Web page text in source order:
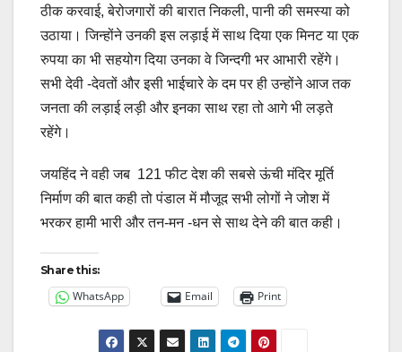
ठीक करवाई, बेरोजगारों की बारात निकली, पानी की समस्या को
उठाया। जिन्होंने उनकी इस लड़ाई में साथ दिया एक मिनट या एक
रुपया का भी सहयोग दिया उनका वे जिन्दगी भर आभारी रहेंगे।
सभी देवी -देवतों और इसी भाईचारे के दम पर ही उन्होंने आज तक
जनता की लड़ाई लड़ी और इनका साथ रहा तो आगे भी लड़ते
रहेंगे।
जयहिंद ने वही जब 121 फीट देश की सबसे ऊंची मंदिर मूर्ति
निर्माण की बात कही तो पंडाल में मौजूद सभी लोगों ने जोश में
भरकर हामी भारी और तन-मन -धन से साथ देने की बात कही।
Share this:
WhatsApp Email Print